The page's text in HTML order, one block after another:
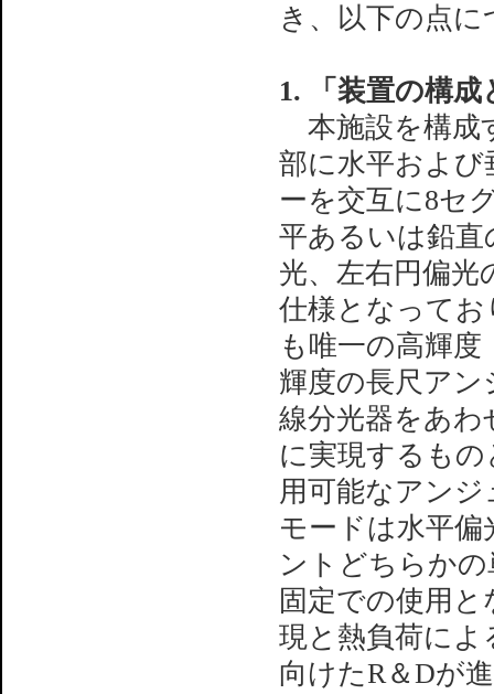
き、以下の点
1. 「装置の構
本施設を構成
部に水平および
ーを交互に8セ
平あるいは鉛直
光、左右円偏光
仕様となってお
も唯一の高輝
輝度の長尺ア
線分光器をあわ
に実現するも
用可能なアン
モードは水平
ントどちらか
固定での使用
現と熱負荷に
向けたR＆Dが